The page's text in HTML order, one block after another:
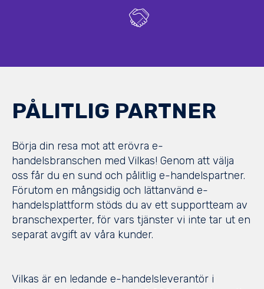
PÅLITLIG PARTNER
Börja din resa mot att erövra e-
handelsbranschen med Vilkas! Genom att välja
oss får du en sund och pålitlig e-handelspartner.
Förutom en mångsidig och lättanvänd e-
handelsplattform stöds du av ett supportteam av
branschexperter, för vars tjänster vi inte tar ut en
separat avgift av våra kunder.
Vilkas är en ledande e-handelsleverantör i